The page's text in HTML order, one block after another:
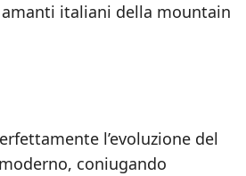
italiani della mountain
l’evoluzione del
coniugando